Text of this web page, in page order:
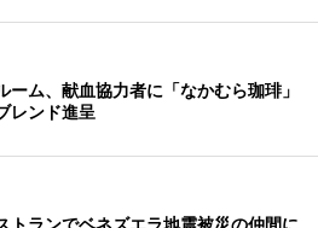
ーム、献血協力者に「なかむら珈琲」
レンド進呈
トランでベネズエラ地震被災の仲間に